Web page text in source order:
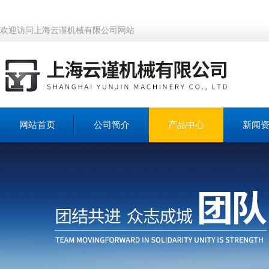
欢迎访问上海云谨机械有限公司网站
网站首页 公司简介 产品中心 新闻